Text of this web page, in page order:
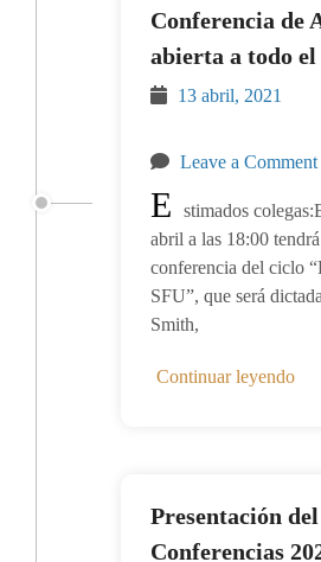
Conferencia de
abierta a todo
13 abril, 2021
Leave a Comment
E
stimados
abril a las 18:00
conferencia del ciclo
SFU”, que será
Smith,
Continuar leyendo
Presentación
Conferencias